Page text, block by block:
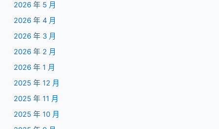
2026 年 5 月
2026 年 4 月
2026 年 3 月
2026 年 2 月
2026 年 1 月
2025 年 12 月
2025 年 11 月
2025 年 10 月